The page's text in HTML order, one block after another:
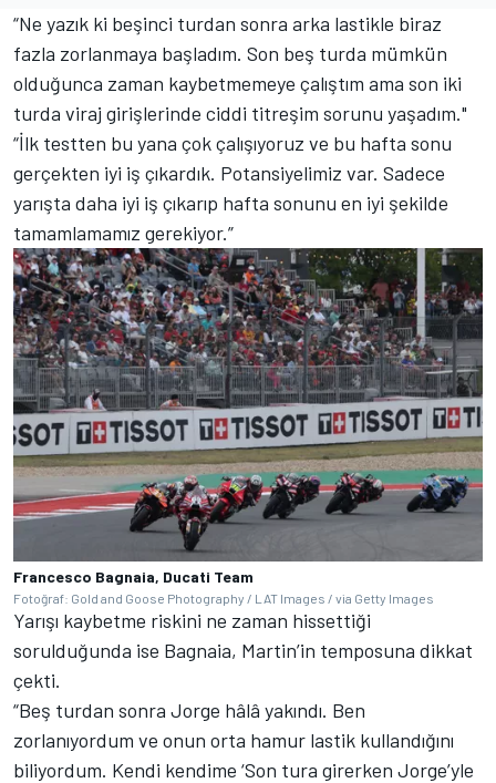
“Ne yazık ki beşinci turdan sonra arka lastikle biraz
fazla zorlanmaya başladım. Son beş turda mümkün
olduğunca zaman kaybetmemeye çalıştım ama son iki
turda viraj girişlerinde ciddi titreşim sorunu yaşadım."
“İlk testten bu yana çok çalışıyoruz ve bu hafta sonu
gerçekten iyi iş çıkardık. Potansiyelimiz var. Sadece
yarışta daha iyi iş çıkarıp hafta sonunu en iyi şekilde
tamamlamamız gerekiyor.”
Francesco Bagnaia, Ducati Team
Fotoğraf: Gold and Goose Photography / LAT Images / via Getty Images
Yarışı kaybetme riskini ne zaman hissettiği
sorulduğunda ise Bagnaia, Martin’in temposuna dikkat
çekti.
“Beş turdan sonra Jorge hâlâ yakındı. Ben
zorlanıyordum ve onun orta hamur lastik kullandığını
biliyordum. Kendi kendime ‘Son tura girerken Jorge’yle